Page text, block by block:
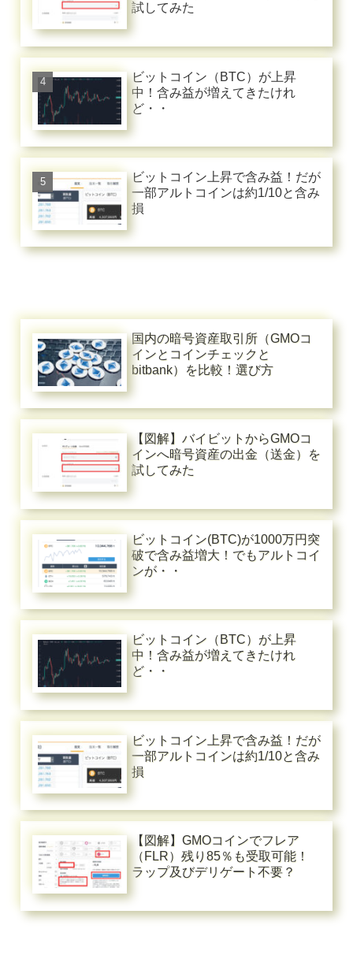
試してみた
ビットコイン（BTC）が上昇
中！含み益が増えてきたけれ
ど・・
ビットコイン上昇で含み益！だが
一部アルトコインは約1/10と含み
損
国内の暗号資産取引所（GMOコ
インとコインチェックと
bitbank）を比較！選び方
【図解】バイビットからGMOコ
インへ暗号資産の出金（送金）を
試してみた
ビットコイン(BTC)が1000万円突
破で含み益増大！でもアルトコイ
ンが・・
ビットコイン（BTC）が上昇
中！含み益が増えてきたけれ
ど・・
ビットコイン上昇で含み益！だが
一部アルトコインは約1/10と含み
損
【図解】GMOコインでフレア
（FLR）残り85％も受取可能！
ラップ及びデリゲート不要？